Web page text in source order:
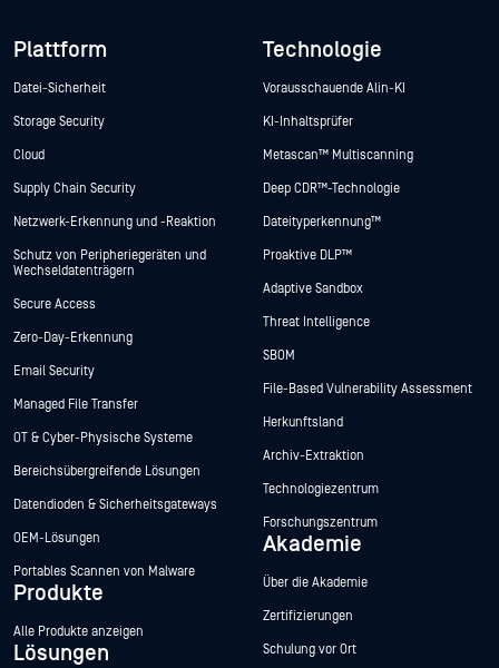
Plattform
Datei-Sicherheit
Storage Security
Cloud
Supply Chain Security
Netzwerk-Erkennung und -Reaktion
Schutz von Peripheriegeräten und
Wechseldatenträgern
Secure Access
Zero-Day-Erkennung
Email Security
Managed File Transfer
OT & Cyber-Physische Systeme
Bereichsübergreifende Lösungen
Datendioden & Sicherheitsgateways
OEM-Lösungen
Portables Scannen von Malware
Produkte
Alle Produkte anzeigen
Lösungen
Technologie
Vorausschauende Alin-KI
KI-Inhaltsprüfer
Metascan™ Multiscanning
Deep CDR™-Technologie
Dateityperkennung™
Proaktive DLP™
Adaptive Sandbox
Threat Intelligence
SBOM
File-Based Vulnerability Assessment
Herkunftsland
Archiv-Extraktion
Technologiezentrum
Forschungszentrum
Akademie
Über die Akademie
Zertifizierungen
Schulung vor Ort